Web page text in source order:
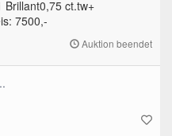
Brillant0,75 ct.tw+
7500,-
Auktion beendet